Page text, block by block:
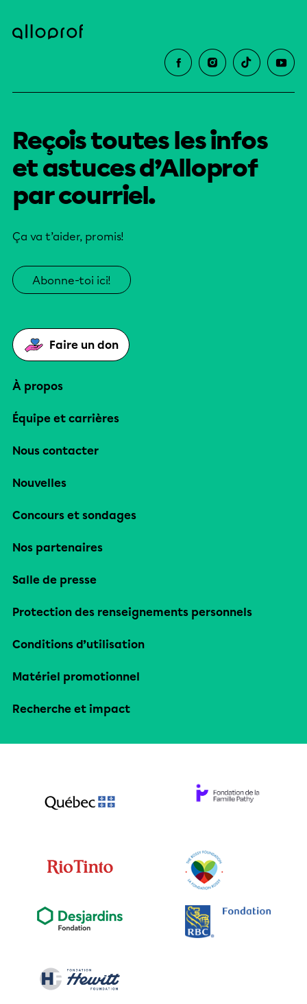
Reçois toutes les infos
et astuces d’Alloprof
par courriel.
Ça va t’aider, promis!
Abonne-toi ici!
Faire un don
À propos
Équipe et carrières
Nous contacter
Nouvelles
Concours et sondages
Nos partenaires
Salle de presse
Protection des renseignements personnels
Conditions d’utilisation
Matériel promotionnel
Recherche et impact